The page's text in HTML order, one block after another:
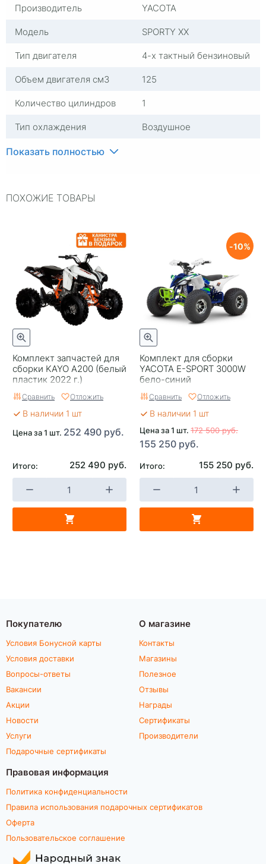
Производитель
YACOTA
Модель
SPORTY XX
Тип двигателя
4-х тактный бензиновый
Объем двигателя см3
125
Количество цилиндров
1
Тип охлаждения
Воздушное
Мощность двигателя л.с.
Объем топливного бака
Размер передней шины
19х7-8
Размер задней шины
18х9,5-8
Подвеска передняя
2-х рычажная, шаровая с
2-мя амортизаторами
Задняя подвеска
Маятниковая подвеска с
моноамортизатором
Габаритные размеры д/
ш/в мм.
1650х980х975
100
Трансмиссия
Автоматическая с
Тип привода
Цепь на заднюю ось
Макс. скорость км/ч
50
Показать полностью
ПОХОЖИЕ ТОВАРЫ
Комплект запчастей для
сборки KAYO A200 (белый
пластик 2022 г.)
Сравнить Отложить
В наличии 1 шт
Цена за 1 шт. 252 490 руб.
Итого: 252 490 руб.
Комплект для сборки
YACOTA E-SPORT 3000W
бело-синий
10
Сравнить Отложить
В наличии 1 шт
Цена за 1 шт. 172 500 руб.
155 250 руб.
Итого: 155 250 руб.
Покупателю
Условия Бонусной карты
Условия доставки
Вопросы-ответы
Вакансии
Акции
Новости
Услуги
Подарочные сертификаты
О магазине
Контакты
Магазины
Полезное
Отзывы
Награды
Сертификаты
Производители
Правовая информация
Политика конфиденциальности
Правила использования подарочных сертификатов
Оферта
Пользовательское соглашение